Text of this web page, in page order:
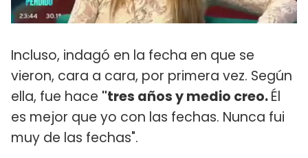
Incluso, indagó en la fecha en que se
vieron, cara a cara, por primera vez. Según
ella, fue hace "tres años y medio creo.Él
es mejor que yo con las fechas. Nunca fui
muy de las fechas".